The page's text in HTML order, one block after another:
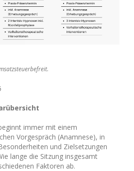
immer mit einem
Vorgespräch (Anamnese), in
und Zielsetzungen
lange die Sitzung insgesamt
Faktoren ab.